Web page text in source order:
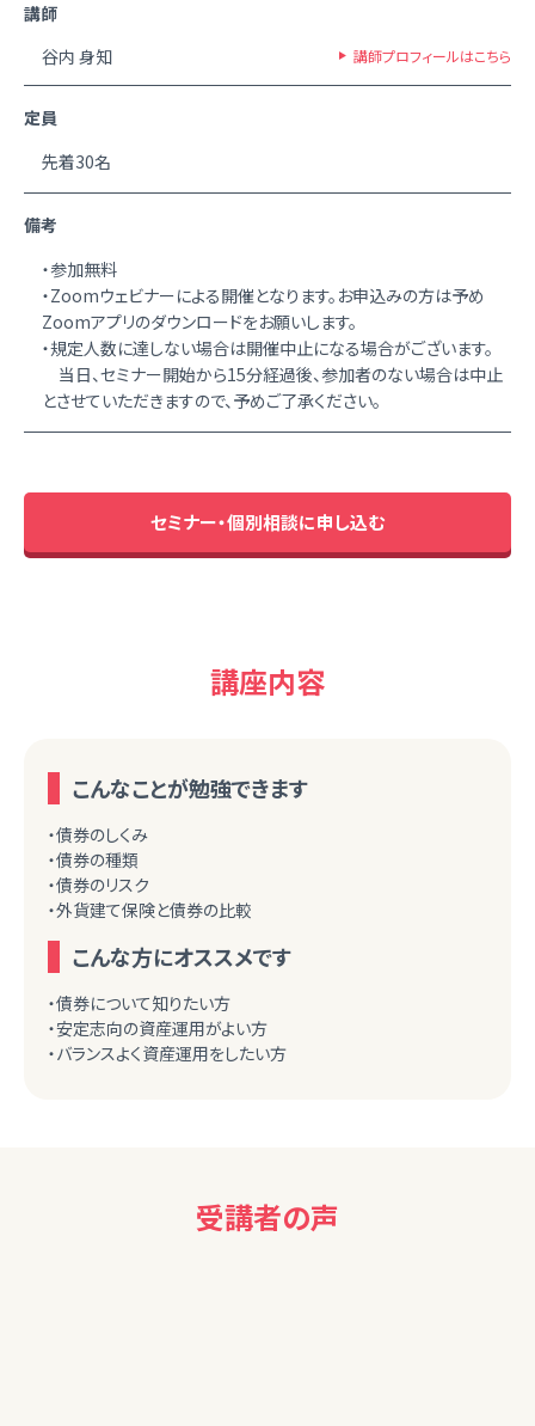
講師
谷内 身知
講師プロフィールはこちら
定員
先着30名
備考
・参加無料
・Zoomウェビナーによる開催となります。お申込みの方は予め
Zoomアプリのダウンロードをお願いします。
・規定人数に達しない場合は開催中止になる場合がございます。
当日、セミナー開始から15分経過後、参加者のない場合は中止
とさせていただきますので、予めご了承ください。
セミナー・個別相談に申し込む
講座内容
こんなことが勉強できます
・債券のしくみ
・債券の種類
・債券のリスク
・外貨建て保険と債券の比較
こんな方にオススメです
・債券について知りたい方
・安定志向の資産運用がよい方
・バランスよく資産運用をしたい方
受講者の声